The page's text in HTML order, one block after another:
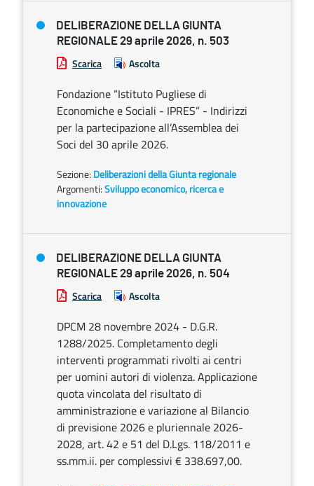
DELIBERAZIONE DELLA GIUNTA
REGIONALE 29 aprile 2026, n. 503
Scarica Ascolta
Fondazione “Istituto Pugliese di
Economiche e Sociali - IPRES” - Indirizzi
per la partecipazione all’Assemblea dei
Soci del 30 aprile 2026.
Sezione: Deliberazioni della Giunta regionale
Argomenti:Sviluppo economico, ricerca e
innovazione
DELIBERAZIONE DELLA GIUNTA
REGIONALE 29 aprile 2026, n. 504
Scarica Ascolta
DPCM 28 novembre 2024 - D.G.R.
1288/2025. Completamento degli
interventi programmati rivolti ai centri
per uomini autori di violenza. Applicazione
quota vincolata del risultato di
amministrazione e variazione al Bilancio
di previsione 2026 e pluriennale 2026-
2028, art. 42 e 51 del D.Lgs. 118/2011 e
ss.mm.ii. per complessivi € 338.697,00.